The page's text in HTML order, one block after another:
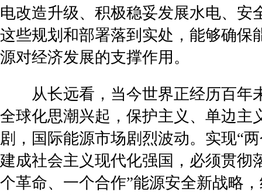
电改造升级、积极稳妥发展水电、安
这些规划和部署落到实处，能够确保
源对经济发展的支撑作用。
从长远看，当今世界正经历百年
全球化思潮兴起，保护主义、单边主
剧，国际能源市场剧烈波动。实现“
建成社会主义现代化强国，必须贯彻
个革命、一个合作”能源安全新战略